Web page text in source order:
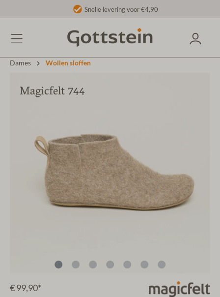
Snelle levering voor €4,90
Dames Wollen sloffen
Magicfelt 744
€ 99,90*